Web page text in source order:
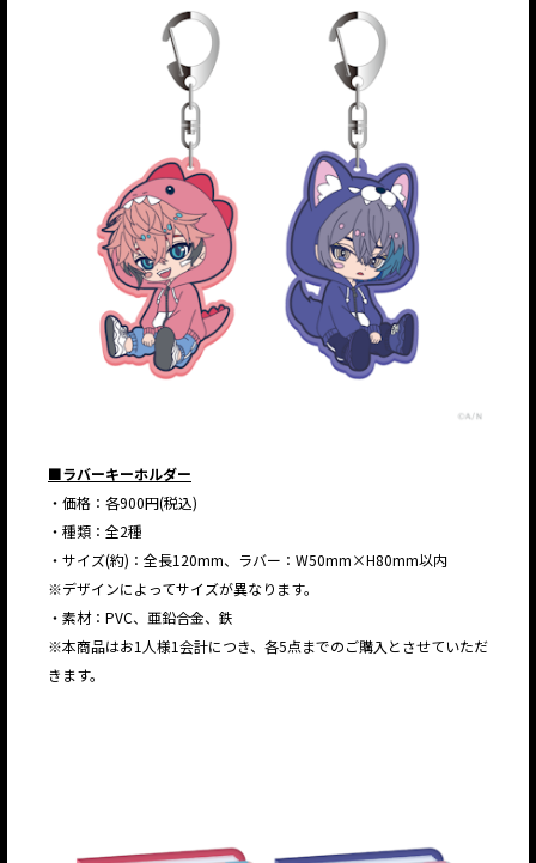
■ラバーキーホルダー
・価格：各900円(税込)
・種類：全2種
・サイズ(約)：全長120mm、ラバー：W50mm×H80mm以内
※デザインによってサイズが異なります。
・素材：PVC、亜鉛合金、鉄
※本商品はお1人様1会計につき、各5点までのご購入とさせていただ
きます。